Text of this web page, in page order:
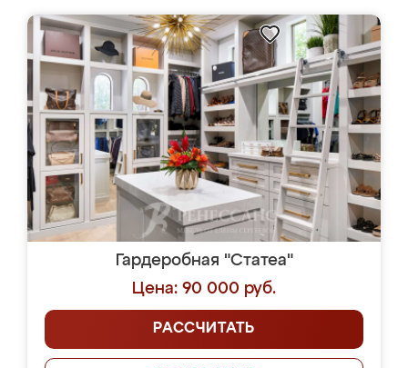
Гардеробная "Статеа"
Цена: 90 000 руб.
РАССЧИТАТЬ